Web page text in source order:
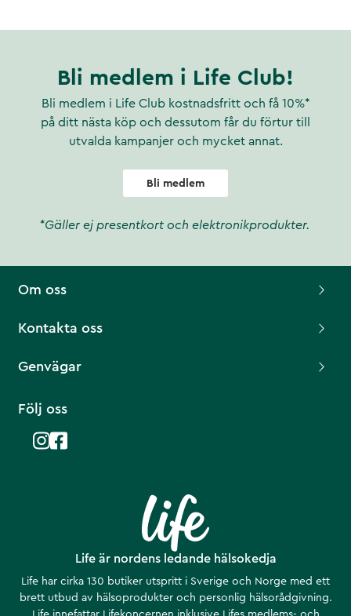
Bli medlem i Life Club!
Bli medlem i Life Club kostnadsfritt och få 10%*
på ditt nästa köp och dessutom får du förtur till
utvalda kampanjer och mycket annat.
Bli medlem
*Gäller ej presentkort och elektronikprodukter.
Life är nordens ledande hälsokedja
Life har cirka 130 butiker utspritt i Sverige och Norge med ett
brett utbud av hälsoprodukter och personlig hälsorådgivning.
Om oss
Kontakta oss
Genvägar
Följ oss